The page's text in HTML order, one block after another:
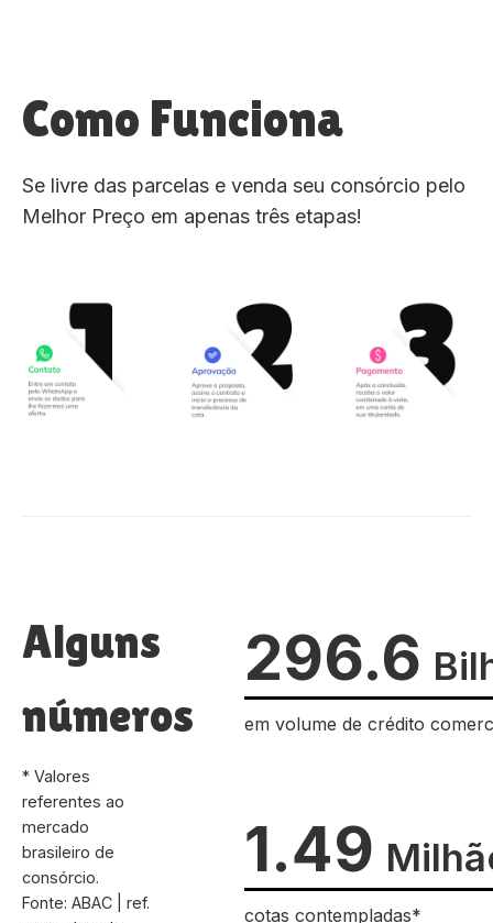
Como Funciona
Se livre das parcelas e venda seu consórcio pelo
Melhor Preço em apenas três etapas!
Alguns
números
* Valores
referentes ao
mercado
brasileiro de
consórcio.
Fonte: ABAC | ref.
296.6
em volume de crédito
1.49
cotas contempladas*